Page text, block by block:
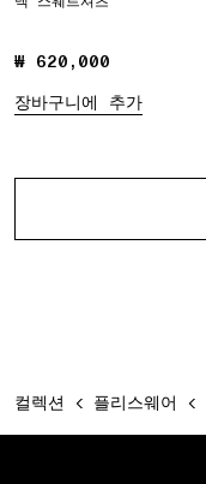
₩ 620,000
₩ 620,000
장바구니에 추가
컬렉션 플리스웨어